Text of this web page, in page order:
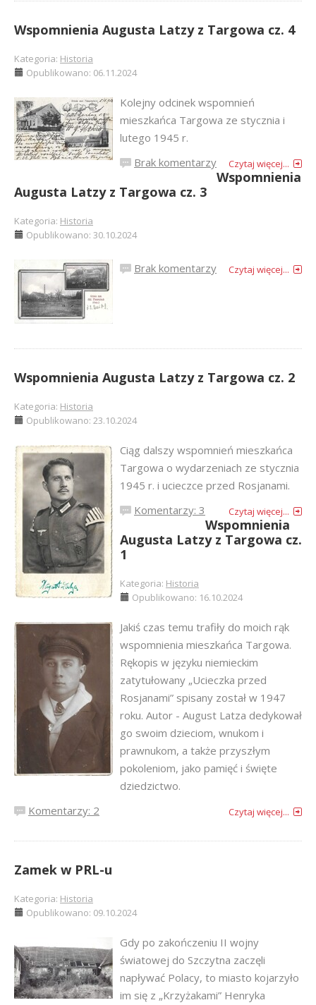
Wspomnienia Augusta Latzy z Targowa cz. 4
Kategoria: Historia
Opublikowano: 06.11.2024
Kolejny odcinek wspomnień
mieszkańca Targowa ze stycznia i
lutego 1945 r.
Brak komentarzy
Czytaj więcej...
Wspomnienia
Augusta Latzy z Targowa cz. 3
Kategoria: Historia
Opublikowano: 30.10.2024
Brak komentarzy Czytaj więcej...
Wspomnienia Augusta Latzy z Targowa cz. 2
Kategoria: Historia
Opublikowano: 23.10.2024
Ciąg dalszy wspomnień mieszkańca
Targowa o wydarzeniach ze stycznia
1945 r. i ucieczce przed Rosjanami.
Komentarzy: 3
Czytaj więcej...
Wspomnienia
Augusta Latzy z Targowa cz.
1
Kategoria: Historia
Opublikowano: 16.10.2024
Jakiś czas temu trafiły do moich rąk
wspomnienia mieszkańca Targowa.
Rękopis w języku niemieckim
zatytułowany „Ucieczka przed
Rosjanami” spisany został w 1947
roku. Autor - August Latza dedykował
go swoim dzieciom, wnukom i
prawnukom, a także przyszłym
pokoleniom, jako pamięć i święte
dziedzictwo.
Komentarzy: 2
Czytaj więcej...
Zamek w PRL-u
Kategoria: Historia
Opublikowano: 09.10.2024
Gdy po zakończeniu II wojny
światowej do Szczytna zaczęli
napływać Polacy, to miasto kojarzyło
im się z „Krzyżakami” Henryka